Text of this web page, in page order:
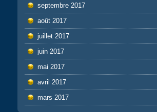
septembre 2017
août 2017
juillet 2017
juin 2017
mai 2017
avril 2017
mars 2017